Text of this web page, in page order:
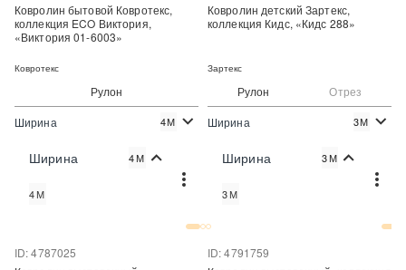
Рулон
Цена:
Ковролин бытовой Ковротекс,
коллекция ECO Виктория,
«Виктория 01-6003»
Ковротекс
Ширина 4М
Ширина 4М
4М
Рулон Отрез
Цена:
Ковролин детский Зартекс,
коллекция Кидс, «Кидс 288»
Зартекс
Ширина 3М
Ширина 3М
3М
ID: 4787025 ID: 4791759